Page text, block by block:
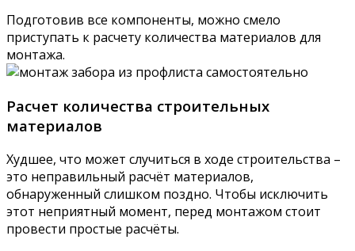
Подготовив все компоненты, можно смело
приступать к расчету количества материалов для
монтажа.
Расчет количества строительных
материалов
Худшее, что может случиться в ходе строительства –
это неправильный расчёт материалов,
обнаруженный слишком поздно. Чтобы исключить
этот неприятный момент, перед монтажом стоит
провести простые расчёты.